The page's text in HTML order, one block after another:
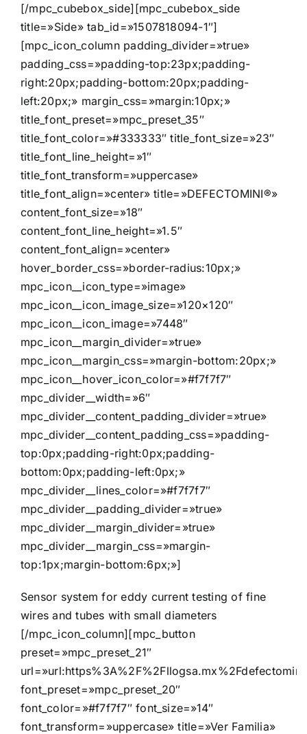
[/mpc_cubebox_side][mpc_cubebox_side
title=»Side» tab_id=»1507818094-1″]
[mpc_icon_column padding_divider=»true»
padding_css=»padding-top:23px;padding-
right:20px;padding-bottom:20px;padding-
left:20px;» margin_css=»margin:10px;»
title_font_preset=»mpc_preset_35″
title_font_color=»#333333″ title_font_size=»23″
title_font_line_height=»1″
title_font_transform=»uppercase»
title_font_align=»center» title=»DEFECTOMINI®»
content_font_size=»18″
content_font_line_height=»1.5″
content_font_align=»center»
hover_border_css=»border-radius:10px;»
mpc_icon__icon_type=»image»
mpc_icon__icon_image_size=»120×120″
mpc_icon__icon_image=»7448″
mpc_icon__margin_divider=»true»
mpc_icon__margin_css=»margin-bottom:20px;»
mpc_icon__hover_icon_color=»#f7f7f7″
mpc_divider__width=»6″
mpc_divider__content_padding_divider=»true»
mpc_divider__content_padding_css=»padding-
top:0px;padding-right:0px;padding-
bottom:0px;padding-left:0px;»
mpc_divider__lines_color=»#f7f7f7″
mpc_divider__padding_divider=»true»
mpc_divider__margin_divider=»true»
mpc_divider__margin_css=»margin-
top:1px;margin-bottom:6px;»]
Sensor system for eddy current testing of fine
wires and tubes with small diameters
[/mpc_icon_column][mpc_button
preset=»mpc_preset_21″
font_preset=»mpc_preset_20″
font_color=»#f7f7f7″ font_size=»14″
font_transform=»uppercase» title=»Ver Familia»